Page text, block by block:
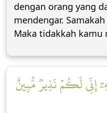
dengan orang yang
mendengar.
Maka tidakkah kamu
إِنِّي لَكُمۡ نَذِيرٞ مُّبِينٌ